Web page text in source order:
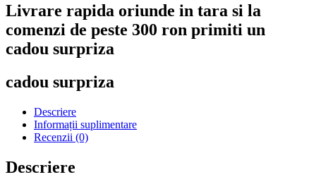
Livrare rapida oriunde in tara si la
comenzi de peste 300 ron primiti un
cadou surpriza
cadou surpriza
Descriere
Informații suplimentare
Recenzii (0)
Descriere